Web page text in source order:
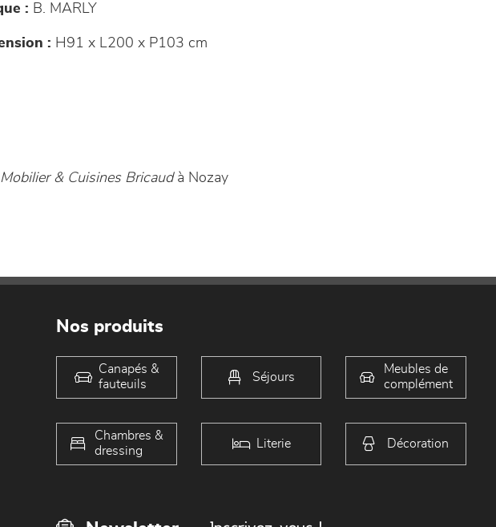
: B. MARLY
: H91 x L200 x P103 cm
Mobilier & Cuisines Bricaudà Nozay
Nos produits
Canapés &
fauteuils
Séjours
Meubles de
complément
Chambres &
dressing
Literie Décoration